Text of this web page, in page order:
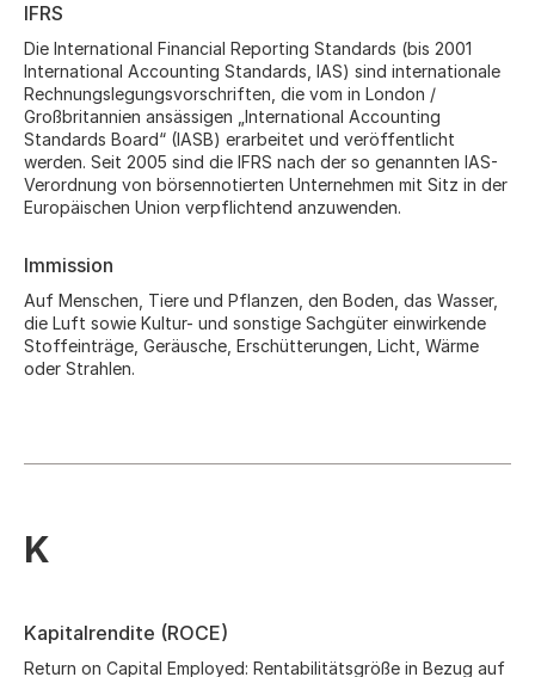
IFRS
Die International Financial Reporting Standards (bis 2001
International Accounting Standards, IAS) sind internationale
Rechnungslegungsvorschriften, die vom in London /
Großbritannien ansässigen „International Accounting
Standards Board“ (IASB) erarbeitet und veröffentlicht
werden. Seit 2005 sind die IFRS nach der so genannten IAS-
Verordnung von börsennotierten Unternehmen mit Sitz in der
Europäischen Union verpflichtend anzuwenden.
Immission
Auf Menschen, Tiere und Pflanzen, den Boden, das Wasser,
die Luft sowie Kultur- und sonstige Sachgüter einwirkende
Stoffeinträge, Geräusche, Erschütterungen, Licht, Wärme
oder Strahlen.
K
Kapitalrendite (ROCE)
Return on Capital Employed: Rentabilitätsgröße in Bezug auf